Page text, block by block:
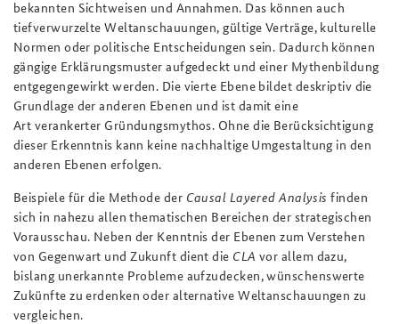
bekannten Sichtweisen und Annahmen. Das können auch
tiefverwurzelte Weltanschauungen, gültige Verträge, kulturelle
Normen oder politische Entscheidungen sein. Dadurch können
gängige Erklärungsmuster aufgedeckt und einer Mythenbildung
entgegengewirkt werden. Die vierte Ebene bildet deskriptiv die
Grundlage der anderen Ebenen und ist damit eine
Art verankerter Gründungsmythos. Ohne die Berücksichtigung
dieser Erkenntnis kann keine nachhaltige Umgestaltung in den
anderen Ebenen erfolgen.
Beispiele für die Methode der Causal Layered Analysis finden
sich in nahezu allen thematischen Bereichen der strategischen
Vorausschau. Neben der Kenntnis der Ebenen zum Verstehen
von Gegenwart und Zukunft dient die CLA vor allem dazu,
bislang unerkannte Probleme aufzudecken, wünschenswerte
Zukünfte zu erdenken oder alternative Weltanschauungen zu
vergleichen.